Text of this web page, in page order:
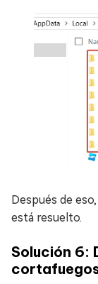
Después de
está resuelto.
Solución 6: